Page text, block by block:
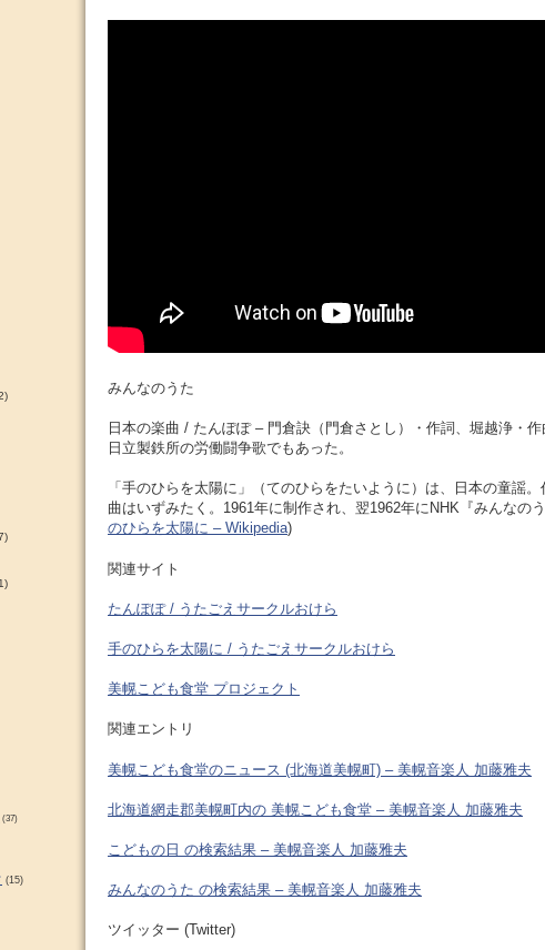
みんなのうた
日本の楽曲 / たんぽぽ – 門倉訣（門倉さとし）・作詞、堀越浄・
日立製鉄所の労働闘争歌でもあった。
「手のひらを太陽に」（てのひらをたいように）は、日本の童謡
曲はいずみたく。1961年に制作され、翌1962年にNHK『みんなの
のひらを太陽に – Wikipedia)
関連サイト
たんぽぽ / うたごえサークルおけら
手のひらを太陽に / うたごえサークルおけら
美幌こども食堂 プロジェクト
関連エントリ
美幌こども食堂のニュース (北海道美幌町) – 美幌音楽人 加藤雅夫
北海道網走郡美幌町内の 美幌こども食堂 – 美幌音楽人 加藤雅夫
こどもの日 の検索結果 – 美幌音楽人 加藤雅夫
みんなのうた の検索結果 – 美幌音楽人 加藤雅夫
ツイッター (Twitter)
(37)
(15)